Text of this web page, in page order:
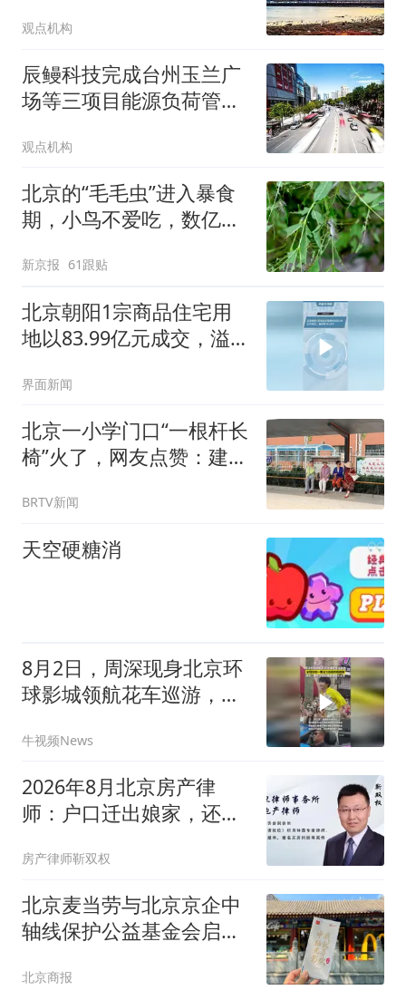
观点机构
辰鳗科技完成台州玉兰广
场等三项目能源负荷管理
观点机构
北京的“毛毛虫”进入暴食
期，小鸟不爱吃，数亿头
新京报 61跟贴
北京朝阳1宗商品住宅用
地以83.99亿元成交，溢价
界面新闻
北京一小学门口“一根杆长
椅”火了，网友点赞：建议
BRTV新闻
天空硬糖消
8月2日，周深现身北京环
球影城领航花车巡游，全
跳糖”
牛视频News
2026年8月北京房产律
师：户口迁出娘家，还能
房产律师靳双权
北京麦当劳与北京京企中
轴线保护公益基金会启幕
北京商报